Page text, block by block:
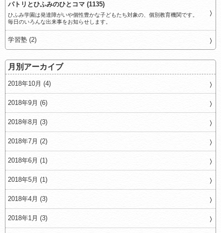
パトリとひふみのひとコマ (1135)
ひふみ学園は発達障がいや個性豊かな子どもたち対象の、個別教育機関です。
毎日のいろんな出来事をお知らせします。
学習塾 (2)
月別アーカイブ
2018年10月 (4)
2018年9月 (6)
2018年8月 (3)
2018年7月 (2)
2018年6月 (1)
2018年5月 (1)
2018年4月 (3)
2018年1月 (3)